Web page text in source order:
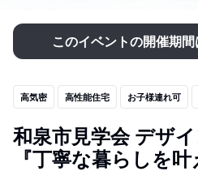
このイベントの開催期間
高気密 高性能住宅 お子様連れ可
和泉市見学会 デザ
『丁寧な暮らしを叶